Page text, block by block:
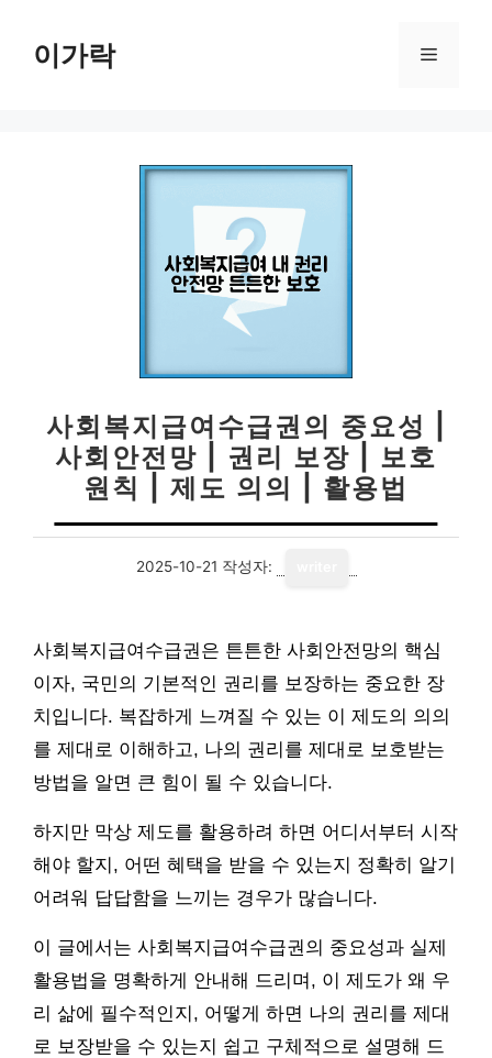
이가락 메
사회복지급여수급권의 중요성 |
사회안전망 | 권리 보장 | 보호
원칙 | 제도 의의 | 활용법
2025-10-21 작성자:
사회복지급여수급권은 튼튼한 사회안전망의 핵심
이자, 국민의 기본적인 권리를 보장하는 중요한 장
치입니다. 복잡하게 느껴질 수 있는 이 제도의 의의
를 제대로 이해하고, 나의 권리를 제대로 보호받는
방법을 알면 큰 힘이 될 수 있습니다.
하지만 막상 제도를 활용하려 하면 어디서부터 시작
해야 할지, 어떤 혜택을 받을 수 있는지 정확히 알기
어려워 답답함을 느끼는 경우가 많습니다.
이 글에서는 사회복지급여수급권의 중요성과 실제
활용법을 명확하게 안내해 드리며, 이 제도가 왜 우
리 삶에 필수적인지, 어떻게 하면 나의 권리를 제대
로 보장받을 수 있는지 쉽고 구체적으로 설명해 드